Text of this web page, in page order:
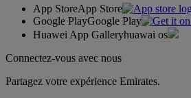
App StoreApp Store
Google PlayGoogle Play
Huawei App Galleryhuawai os
Connectez-vous avec nous
Partagez votre expérience Emirates.